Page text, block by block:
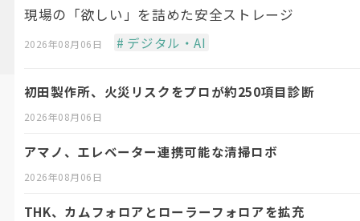
現場の「欲しい」を詰めた安全ストレージ
2026年08月06日 # デジタル・AI
初田製作所、火災リスクをプロが約250項目診断
2026年08月06日
アマノ、エレベーター連携可能な清掃ロボ
2026年08月06日
THK、カムフォロアとローラーフォロアを拡充